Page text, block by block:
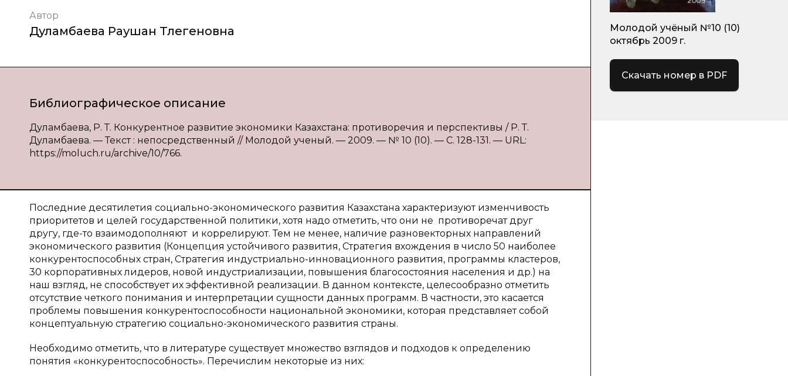
Автор
Дуламбаева Раушан Тлегеновна
Библиографическое описание
Дуламбаева, Р. Т. Конкурентное развитие экономики Казахстана: противоречия и перспективы / Р. Т.
Дуламбаева. — Текст : непосредственный // Молодой ученый. — 2009. — № 10 (10). — С. 128-131. — URL:
https://moluch.ru/archive/10/766.
Последние десятилетия социально-экономического развития Казахстана характеризуют изменчивость
приоритетов и целей государственной политики, хотя надо отметить, что они не противоречат друг
другу, где-то взаимодополняют и коррелируют. Тем не менее, наличие разновекторных направлений
экономического развития (Концепция устойчивого развития, Стратегия вхождения в число 50 наиболее
конкурентоспособных стран, Стратегия индустриально-инновационного развития, программы кластеров,
30 корпоративных лидеров, новой индустриализации, повышения благосостояния населения и др.) на
наш взгляд, не способствует их эффективной реализации. В данном контексте, целесообразно отметить
отсутствие четкого понимания и интерпретации сущности данных программ. В частности, это касается
проблемы повышения конкурентоспособности национальной экономики, которая представляет собой
концептуальную стратегию социально-экономического развития страны.
Необходимо отметить, что в литературе существует множество взглядов и подходов к определению
понятия «конкурентоспособность». Перечислим некоторые из них:
Молодой учёный №10 (10)
октябрь 2009 г.
Скачать номер в PDF